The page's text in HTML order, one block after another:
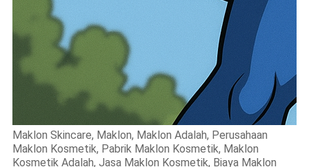
Maklon Skincare, Maklon, Maklon Adalah, Perusahaan
Maklon Kosmetik, Pabrik Maklon Kosmetik, Maklon
Kosmetik Adalah, Jasa Maklon Kosmetik, Biaya Maklon